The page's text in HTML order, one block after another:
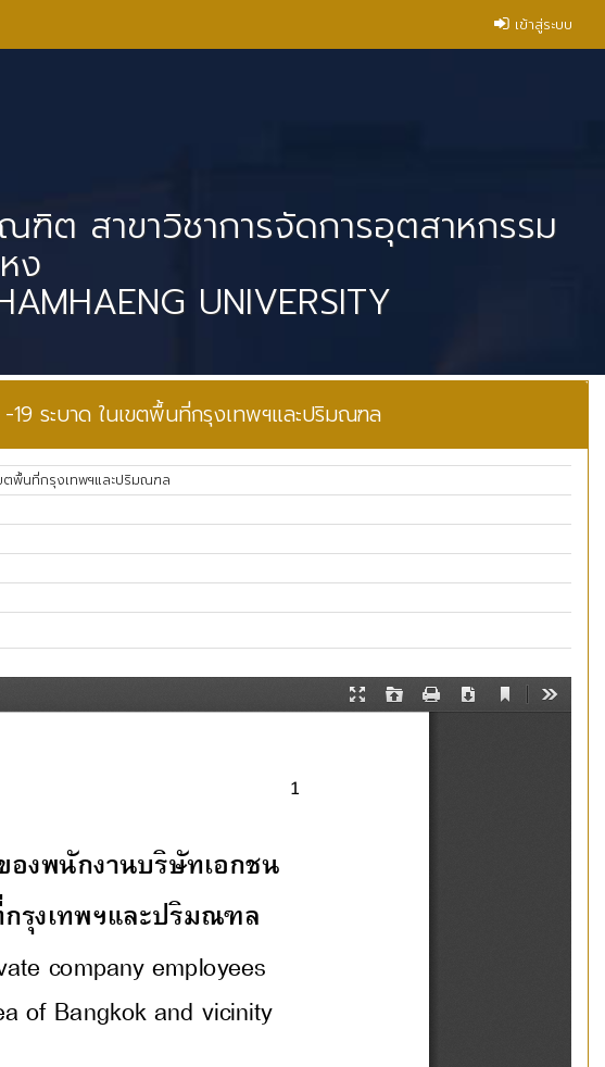
เข้าสู่ระบบ
ฑิต สาขาวิชาการจัดการอุตสาหกรรม
ง
UNIVERSITY
ระบาด ในเขตพื้นที่กรุงเทพฯและปริมณฑล
ตพื้นที่กรุงเทพฯและปริมณฑล